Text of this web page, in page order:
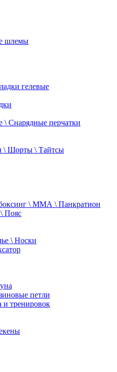
шлемы
гелевые
\ Снарядные перчатки
\ Шорты \ Тайтсы
\ ММА \ Панкратион
Пояс
\ Носки
петли
и тренировок